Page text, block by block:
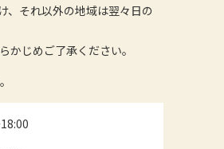
、それ以外の地域は翌々日の
かじめご了承ください。